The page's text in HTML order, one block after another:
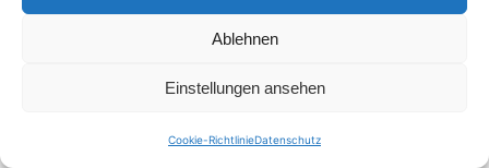
Ablehnen
Einstellungen ansehen
Cookie-RichtlinieDatenschutz